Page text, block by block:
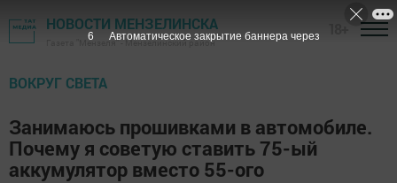
НОВОСТИ МЕНЗЕЛИНСКА
Газета "Мензеля" - Мензелинский район
ВОКРУГ СВЕТА
Занимаюсь прошивками в автомобиле.
Почему я советую ставить 75-ый
аккумулятор вместо 55-ого
5 Автоматическое закрытие баннера через